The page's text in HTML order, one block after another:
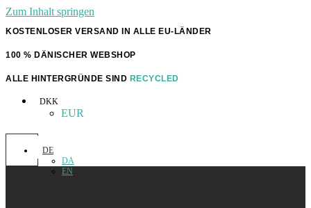
Zum Inhalt springen
KOSTENLOSER VERSAND IN ALLE EU-LÄNDER
100 % DÄNISCHER WEBSHOP
ALLE HINTERGRÜNDE SIND RECYCLED
DKK
EUR
DE
DA
EN